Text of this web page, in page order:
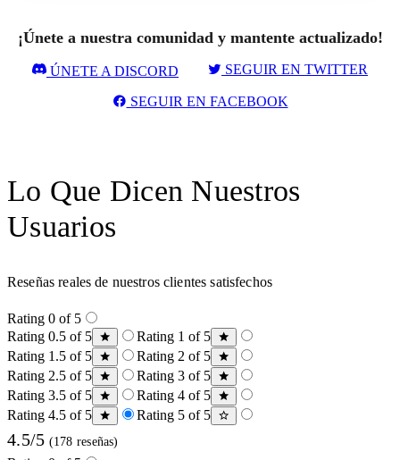
¡Únete a nuestra comunidad y mantente actualizado!
ÚNETE A DISCORD SEGUIR EN TWITTER
SEGUIR EN FACEBOOK
Lo Que Dicen Nuestros
Usuarios
Reseñas reales de nuestros clientes satisfechos
Rating 0 of 5
Rating 0.5 of 5
Rating 1 of 5
Rating 1.5 of 5
Rating 2 of 5
Rating 2.5 of 5
Rating 3 of 5
Rating 3.5 of 5
Rating 4 of 5
Rating 4.5 of 5
Rating 5 of 5
4.5/5 (178 reseñas)